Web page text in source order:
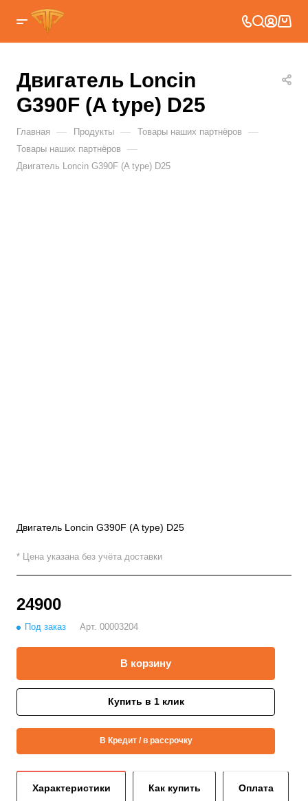
Двигатель Loncin
G390F (A type) D25
Главная — Продукты — Товары наших партнёров —
Товары наших партнёров —
Двигатель Loncin G390F (A type) D25
Двигатель Loncin G390F (A type) D25
* Цена указана без учёта доставки
24900
Под заказ Арт. 00003204
В корзину
Купить в 1 клик
В Кредит / в рассрочку
Характеристики Как купить Оплата